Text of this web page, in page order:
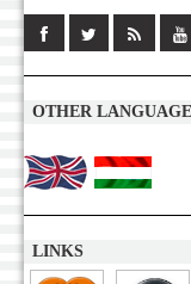
OTHER
LINKS